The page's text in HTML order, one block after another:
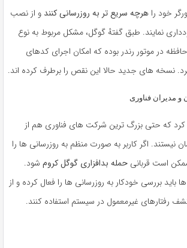
خود راهرچه سریع تر به روزرسانی کنند و از نصب
نمایند. طبق گفتهٔ گوگل، مشکل مربوط به نوع
در موتور رندر بوده که امکان اجرای کدهای
نسخه های جدید حالا این نقص را برطرف کرده اند.
و مدیران فناوری
کرد که حتی بزرگ ترین شرکت های فناوری هم از
نیستند. اگر کاربر به صورت منظم به روزرسانی ها را
است قربانی حمله بدافزاری گوگل کروم شود.
باید بررسی خودکار به روزرسانی ها را فعال کرده و از
رفتارهای غیرمعمول در سیستم استفاده کنند.